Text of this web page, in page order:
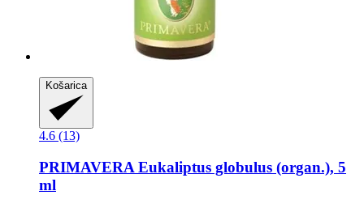
Košarica
4.6 (13)
PRIMAVERA Eukaliptus globulus (organ.), 5
ml